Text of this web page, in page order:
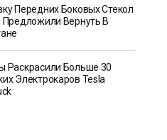
Передних Боковых Стекол
Предложили Вернуть В
Раскрасили Больше 30
Электрокаров Tesla